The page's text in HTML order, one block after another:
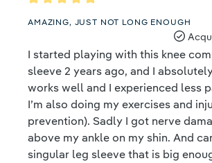
Recensione con valutazione di 5 su
AMAZING, JUST NOT LONG ENOUGH
I started playing with this knee
sleeve 2 years ago, and I
works well and I experienced less
I’m also doing my exercises and
prevention). Sadly I got nerve
above my ankle on my shin. And
singular leg sleeve that is big